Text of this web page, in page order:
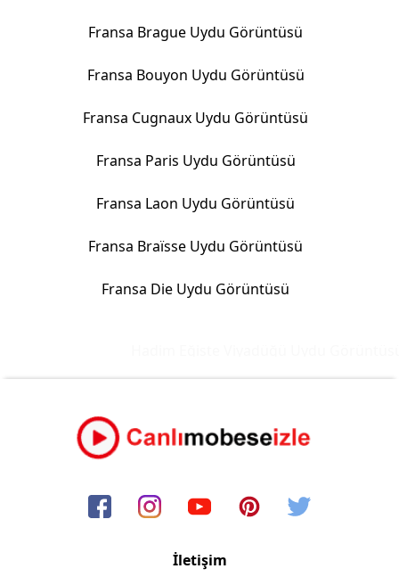
Fransa Brague Uydu Görüntüsü
Fransa Bouyon Uydu Görüntüsü
Fransa Cugnaux Uydu Görüntüsü
Fransa Paris Uydu Görüntüsü
Fransa Laon Uydu Görüntüsü
Fransa Braïsse Uydu Görüntüsü
Fransa Die Uydu Görüntüsü
İletişim